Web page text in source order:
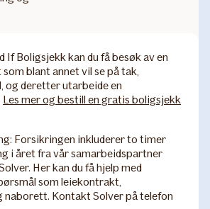
If Boligsjekk kan du få besøk av en
blant annet vil se på tak,
og deretter utarbeide en
Les mer og bestill en gratis boligsjekk
: Forsikringen inkluderer to timer
i året fra vår samarbeidspartner
Her kan du få hjelp med
som leiekontrakt,
Kontakt Solver på telefon